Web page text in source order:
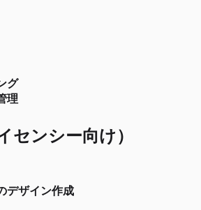
グ
理
センシー向け）
デザイン作成